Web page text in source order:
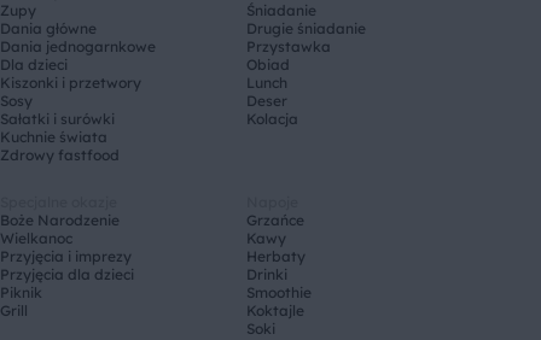
Zupy
Dania główne
Dania jednogarnkowe
Dla dzieci
Kiszonki i przetwory
Sosy
Sałatki i surówki
Kuchnie świata
Zdrowy fastfood
Śniadanie
Drugie śniadanie
Przystawka
Obiad
Lunch
Deser
Kolacja
Boże Narodzenie
Wielkanoc
Przyjęcia i imprezy
Przyjęcia dla dzieci
Piknik
Grill
Grzańce
Kawy
Herbaty
Drinki
Smoothie
Koktajle
Soki